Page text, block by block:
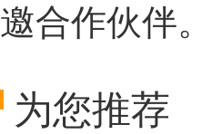
邀合作伙伴。
为您推荐